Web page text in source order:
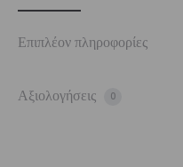
Επιπλέον πληροφορίες
Αξιολογήσεις 0